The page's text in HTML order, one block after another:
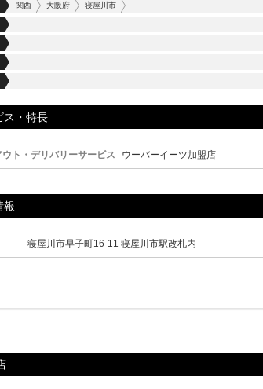
関西 大阪府 寝屋川市
ス・特長
ウト・デリバリーサービス ウーバーイーツ加盟店
報
寝屋川市早子町16-11 寝屋川市駅改札内